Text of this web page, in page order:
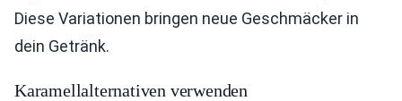
Diese Variationen bringen neue Geschmäcker in
dein Getränk.
Karamellalternativen verwenden